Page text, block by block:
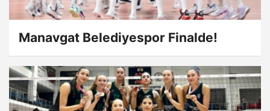
Manavgat Belediyespor Finalde!